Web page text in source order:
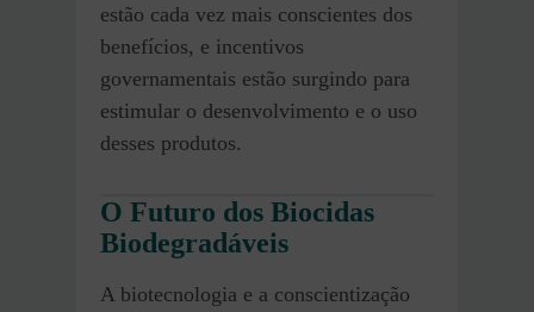
estão cada vez mais conscientes dos
benefícios, e incentivos
governamentais estão surgindo para
estimular o desenvolvimento e o uso
desses produtos.
O Futuro dos Biocidas
Biodegradáveis
A biotecnologia e a conscientização